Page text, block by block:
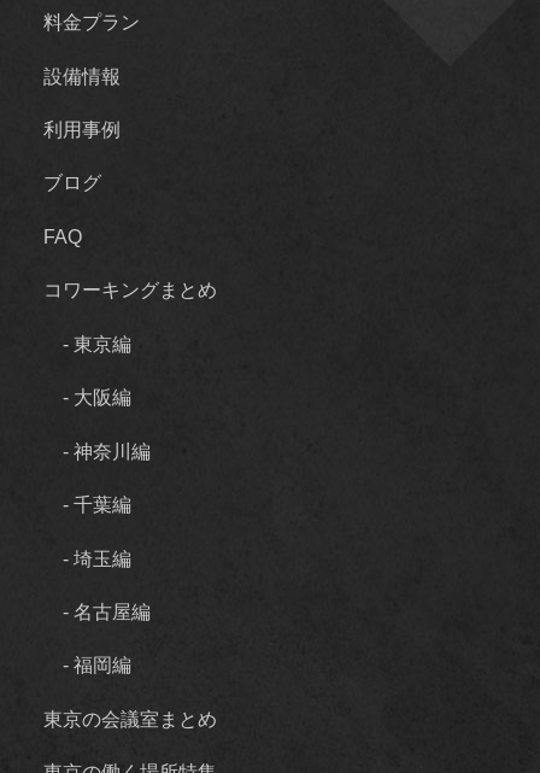
料金プラン
設備情報
利用事例
ブログ
FAQ
コワーキングまとめ
- 東京編
- 大阪編
- 神奈川編
- 千葉編
- 埼玉編
- 名古屋編
- 福岡編
東京の会議室まとめ